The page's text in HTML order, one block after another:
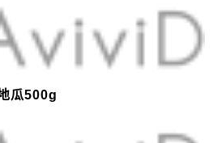
瓜500g